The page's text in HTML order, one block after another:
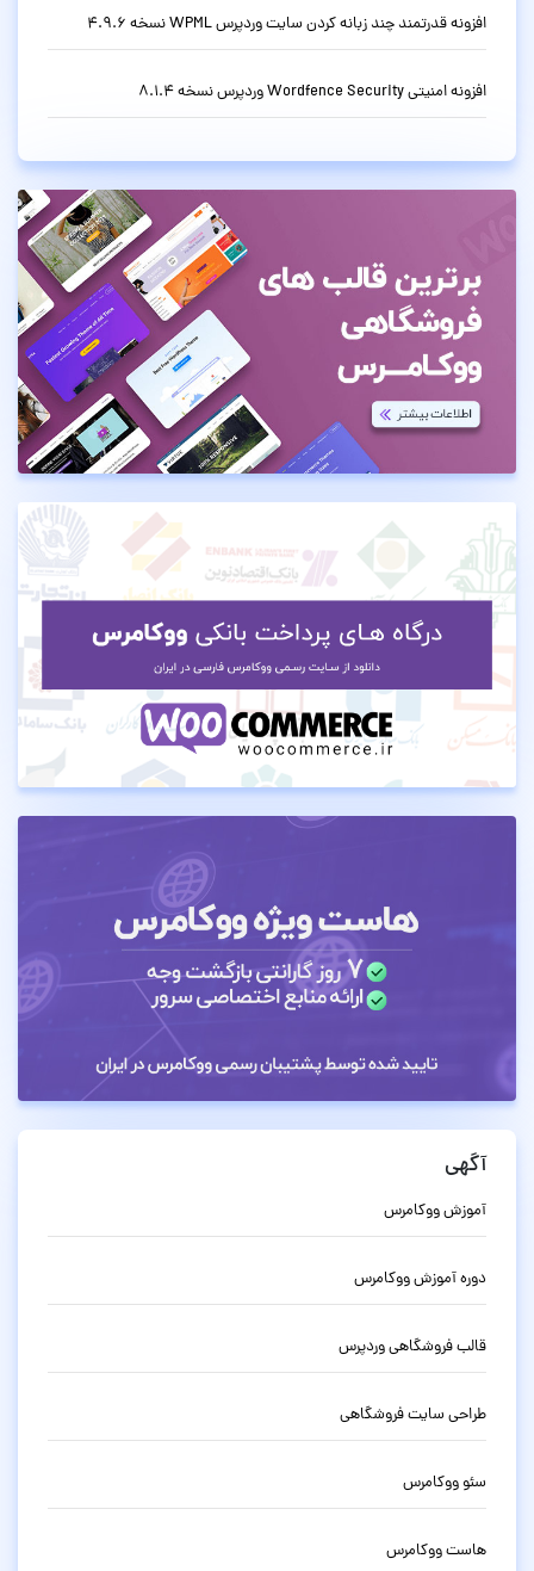
افزونه قدرتمند چند زبانه کردن سایت وردپرس WPML نسخه 4.9.6
افزونه امنیتی Wordfence Security وردپرس نسخه 8.1.4
آگهی
آموزش ووکامرس
دوره آموزش ووکامرس
قالب فروشگاهی وردپرس
طراحی سایت فروشگاهی
سئو ووکامرس
هاست ووکامرس